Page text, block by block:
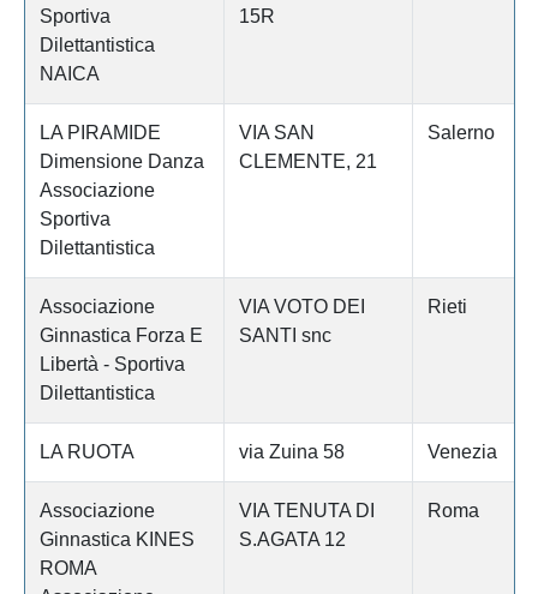
Sportiva
Dilettantistica
NAICA
15R
LA PIRAMIDE
Dimensione Danza
Associazione
Sportiva
Dilettantistica
VIA SAN
CLEMENTE, 21
Salerno
Associazione
Ginnastica Forza E
Libertà - Sportiva
Dilettantistica
VIA VOTO DEI
SANTI snc
Rieti
LA RUOTA via Zuina 58 Venezia
Associazione
Ginnastica KINES
ROMA
VIA TENUTA DI
S.AGATA 12
Roma